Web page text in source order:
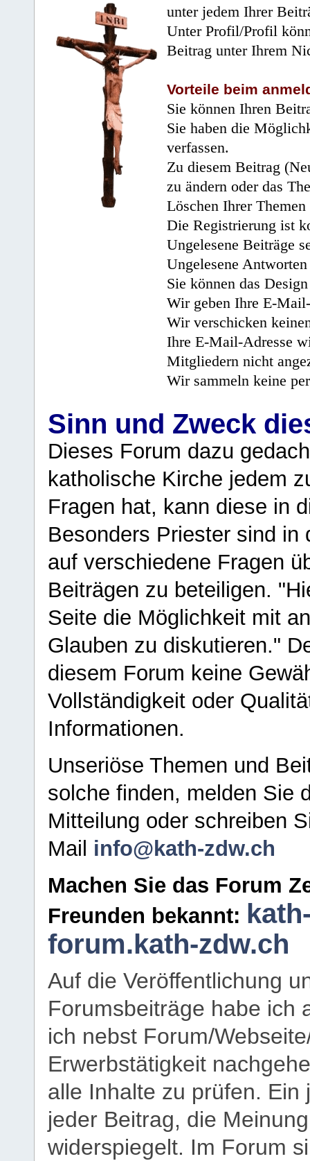
unter jedem Ihrer
Unter Profil/Profil
Beitrag unter Ihrem
Vorteile beim
Sie können Ihren
Sie haben die
verfassen.
Zu diesem Beitrag
zu ändern oder das
Löschen Ihrer
Die Registrierung ist
Ungelesene Beiträge
Ungelesene
Sie können das
Wir geben Ihre E-
Wir verschicken
Ihre E-Mail-Adresse
Mitgliedern nicht
Wir sammeln keine
Sinn und Zweck
Dieses Forum dazu
katholische Kirche jedem
Fragen hat, kann diese in
Besonders Priester sind in
auf verschiedene Fragen
Beiträgen zu beteiligen.
Seite die Möglichkeit mit
Glauben zu diskutieren."
diesem Forum keine
Vollständigkeit oder
Informationen.
Unseriöse Themen und
solche finden, melden Sie
Mitteilung oder schreiben
Mail info@kath-zdw.ch
Machen Sie das Forum
Freunden bekannt:
forum.kath-zdw.ch
Auf die Veröffentlichung
Forumsbeiträge habe ich
ich nebst Forum/
Erwerbstätigkeit
alle Inhalte zu prüfen.
jeder Beitrag, die
widerspiegelt. Im Forum